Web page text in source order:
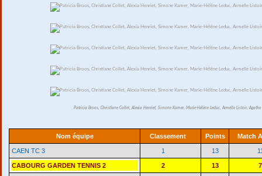
Patricia Broos, Christiane Collet, Alexia Henriet, Simone Kamer, Marie-Hélène Leduc, Armelle Listoir,
Nom équipe Classement Points Match
CAEN TC 3 1 13
CABOURG GARDEN TENNIS 2 2 13 7